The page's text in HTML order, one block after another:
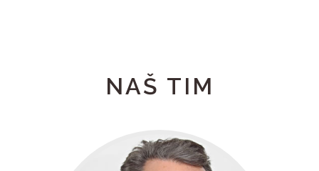
NAŠ TIM